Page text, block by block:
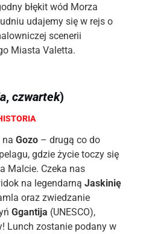
błękit wód Morza
udajemy się w rejs o
scenerii
Miasta Valetta.
, czwartek)
na Gozo– drugą co do
gdzie życie toczy się
Malcie. Czeka nas
na legendarną Jaskinię
oraz zwiedzanie
Ggantija (UNESCO),
Lunch zostanie podany w